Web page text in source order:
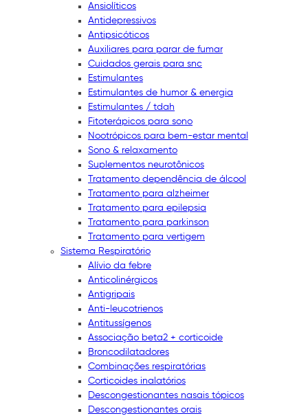
Ansiolíticos
Antidepressivos
Antipsicóticos
Auxiliares para parar de fumar
Cuidados gerais para snc
Estimulantes
Estimulantes de humor & energia
Estimulantes / tdah
Fitoterápicos para sono
Nootrópicos para bem-estar mental
Sono & relaxamento
Suplementos neurotônicos
Tratamento dependência de álcool
Tratamento para alzheimer
Tratamento para epilepsia
Tratamento para parkinson
Tratamento para vertigem
Sistema Respiratório
Alívio da febre
Anticolinérgicos
Antigripais
Anti-leucotrienos
Antitussígenos
Associação beta2 + corticoide
Broncodilatadores
Combinações respiratórias
Corticoides inalatórios
Descongestionantes nasais tópicos
Descongestionantes orais